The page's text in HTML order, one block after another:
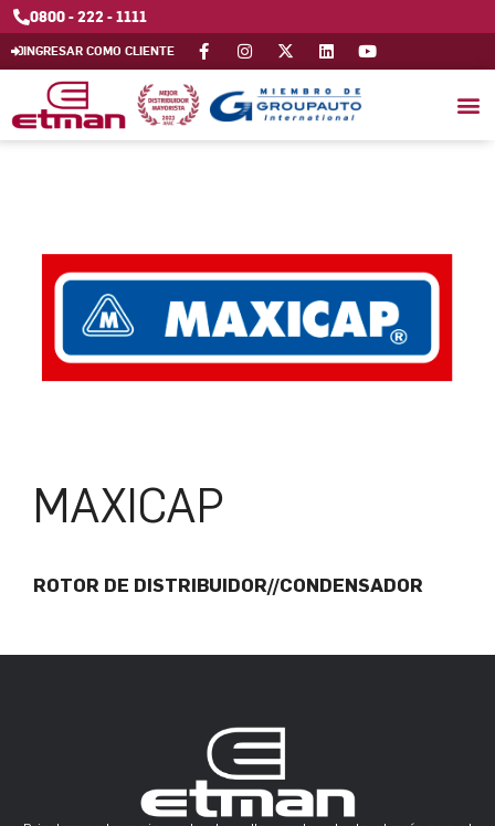
0800 - 222 - 1111
INGRESAR COMO CLIENTE
MAXICAP
ROTOR DE DISTRIBUIDOR//CONDENSADOR